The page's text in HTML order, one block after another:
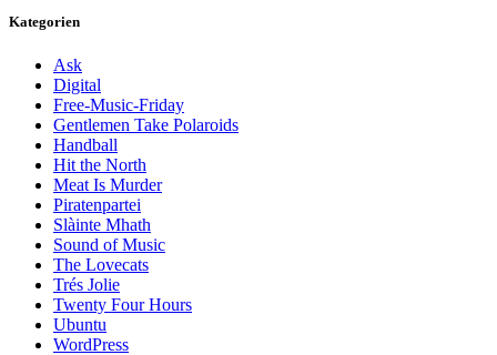
Kategorien
Ask
Digital
Free-Music-Friday
Gentlemen Take Polaroids
Handball
Hit the North
Meat Is Murder
Piratenpartei
Slàinte Mhath
Sound of Music
The Lovecats
Trés Jolie
Twenty Four Hours
Ubuntu
WordPress